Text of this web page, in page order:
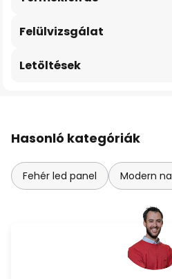
Felülvizsgálat
Letöltések
Hasonló kategóriák
Fehér led panel Modern